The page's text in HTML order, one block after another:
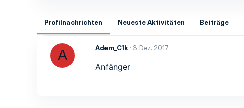
Profilnachrichten Neueste Aktivitäten Beiträge
A Adem_C1k 3 Dez. 2017
Anfänger